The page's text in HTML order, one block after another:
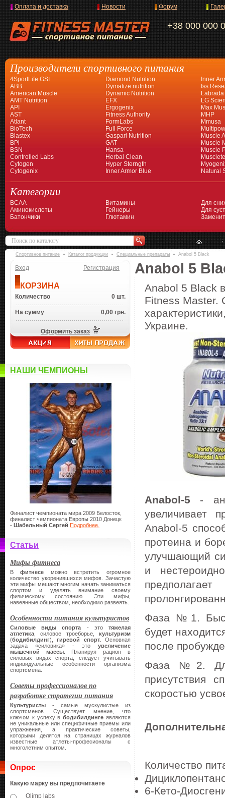
+38 000 000
Оплата и доставка Новости Форум
Производители спортивного питания
4SportLife GSI
ABB
American Muscle
AMT Nutrition
API
AST
Atlant
BioTech
Blastex
BPi
BSN
Controlled Labs
Cytogen
Cytogenix
Diamond Nutrition
Dymatize nutrition
Dynamic Nutrition
EFX
Ergogenix
Fitness Authority
FormLabs
Full Force
Gaspari Nutrition
GAT
Hansa
Herbal Clean
Hyper Sterngth
Inner Armor Blue
Inner
Iss
Labrada
LG
Max
MHP
Mmusa
Muscle
Muscle
Muscle
Natural
Категории
BCAA
Аминокислоты
Батончики
Витамины
Гейнеры
Глютамин
Для
Для
Спортивное питание Каталог продукции Специальные препараты Anabol 5 Black
Вход Регистрация
КОРЗИНА
Количество 0 шт.
На сумму 0,00 грн.
Оформить заказ
НАШИ ЧЕМПИОНЫ
Финалист чемпионата мира 2009 Белосток,
финалист чемпионата Европы 2010 Донецк
- Шабельный Сергей Подробнее.
Статьи
Мифы фитнеса
Вфитнесе можно встретить огромное
количество укоренившихся мифов. Зачастую
эти мифы мешают многим начать заниматься
спортом и уделять внимание своему
физическому состоянию. Эти мифы,
навеянные обществом, необходимо развеять.
Особенности питания культуристов
Силовые виды спорта - этотяжелая
атлетика , силовое троеборье, культуризм
(бодибилдинг),гиревой спорт. Основная
задача «силовика» - это увеличение
мышечной массы. Планируя рацион в
силовых видах спорта, следует учитывать
индивидуальные особенности организма
спортсмена.
Советы профессионалов по
разработке стратегии питания
Культуристы - самые мускулистые из
спортсменов. Существует мнение, что
ключом к успеху вбодибилдинге являются
не уникальные или специфичные приемы или
упражнения, а практические советы,
которыми делятся на страницах журналов
известные атлеты-професионалы с
многолетним опытом.
Опрос
Какую марку вы предпочитаете
Olimp labs
Anabol 5
Anabol 5 Black
Fitness Master.
Украине.
Anabol-5 -
увеличивает
Anabol-5
протеина и
улучшающий
и
Фаза №1.
будет
после
Фаза №2.
присутствия
скоростью
Количество
6-Кето-